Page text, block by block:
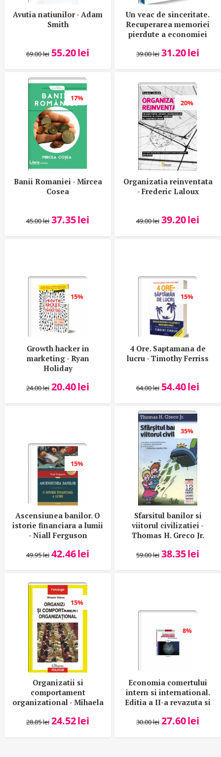
Avutia natiunilor - Adam
Smith
69.00lei 55.20lei
Un veac de sinceritate.
Recuperarea memoriei
pierdute a economiei
Liviu Voinea
39.00lei 31.20lei
17%
Banii Romaniei - Mircea
Cosea
45.00lei 37.35lei
20%
Organizatia reinventata
- Frederic Laloux
49.00lei 39.20lei
15%
Growth hacker in
marketing - Ryan
Holiday
24.00lei 20.40lei
15%
4 Ore. Saptamana de
lucru - Timothy Ferriss
64.00lei 54.40lei
15%
Ascensiunea banilor. O
istorie financiara a lumii
- Niall Ferguson
49.95lei 42.46lei
35%
Sfarsitul banilor si
viitorul civilizatiei -
Thomas H. Greco Jr.
59.00lei 38.35lei
15%
Organizatii si
comportament
organizational - Mihaela
28.85lei 24.52lei
8%
Economia comertului
intern si international.
Editia a II-a revazuta si
Eugenia Costea,
30.00lei 27.60lei